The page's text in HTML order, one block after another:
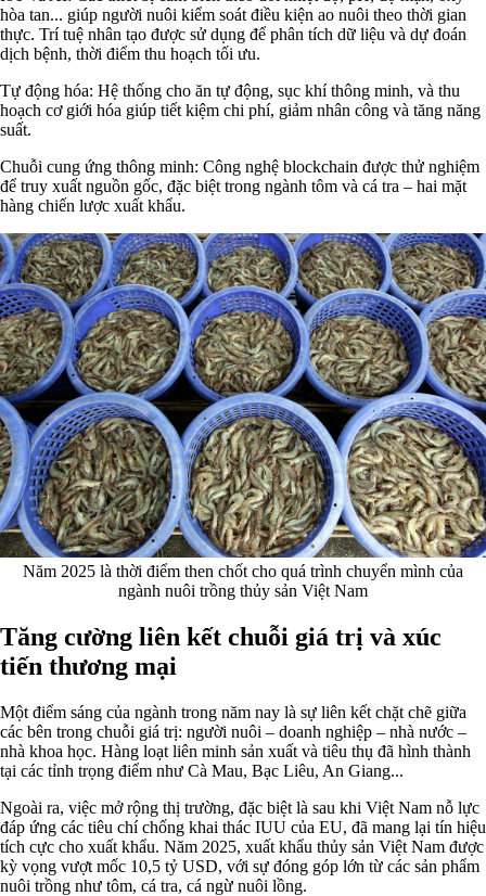
hòa tan... giúp người nuôi kiểm soát điều kiện ao nuôi theo thời gian
thực. Trí tuệ nhân tạo được sử dụng để phân tích dữ liệu và dự đoán
dịch bệnh, thời điểm thu hoạch tối ưu.
Tự động hóa: Hệ thống cho ăn tự động, sục khí thông minh, và thu
hoạch cơ giới hóa giúp tiết kiệm chi phí, giảm nhân công và tăng năng
suất.
Chuỗi cung ứng thông minh: Công nghệ blockchain được thử nghiệm
để truy xuất nguồn gốc, đặc biệt trong ngành tôm và cá tra – hai mặt
hàng chiến lược xuất khẩu.
Năm 2025 là thời điểm then chốt cho quá trình chuyển mình của
ngành nuôi trồng thủy sản Việt Nam
Tăng cường liên kết chuỗi giá trị và xúc
tiến thương mại
Một điểm sáng của ngành trong năm nay là sự liên kết chặt chẽ giữa
các bên trong chuỗi giá trị: người nuôi – doanh nghiệp – nhà nước –
nhà khoa học. Hàng loạt liên minh sản xuất và tiêu thụ đã hình thành
tại các tỉnh trọng điểm như Cà Mau, Bạc Liêu, An Giang...
Ngoài ra, việc mở rộng thị trường, đặc biệt là sau khi Việt Nam nỗ lực
đáp ứng các tiêu chí chống khai thác IUU của EU, đã mang lại tín hiệu
tích cực cho xuất khẩu. Năm 2025, xuất khẩu thủy sản Việt Nam được
kỳ vọng vượt mốc 10,5 tỷ USD, với sự đóng góp lớn từ các sản phẩm
nuôi trồng như tôm, cá tra, cá ngừ nuôi lồng.